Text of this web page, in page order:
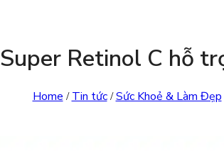
Super Retinol C hỗ
Home / Tin tức/Sức Khoẻ & Làm Đẹp